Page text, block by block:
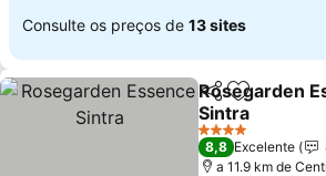
Consulte os preços de 13 sites
PartilharAdicionar
Rosegarden
Sintra
4 Estrelas
8,8 Excelente
a 11.9 km de